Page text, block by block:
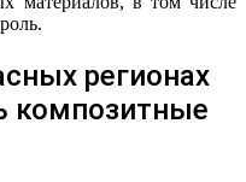
регионах
композитные